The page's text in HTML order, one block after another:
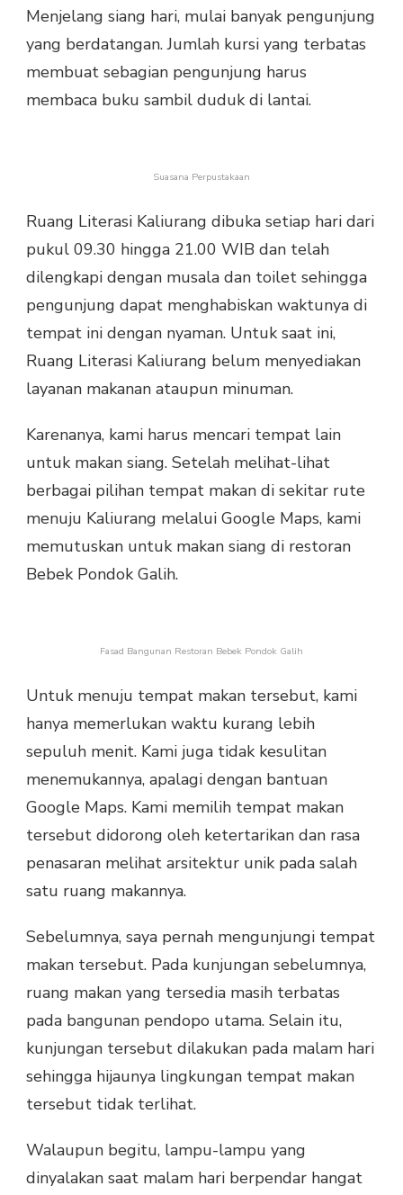
Menjelang siang hari, mulai banyak pengunjung
yang berdatangan. Jumlah kursi yang terbatas
membuat sebagian pengunjung harus
membaca buku sambil duduk di lantai.
Suasana Perpustakaan
Ruang Literasi Kaliurang dibuka setiap hari dari
pukul 09.30 hingga 21.00 WIB dan telah
dilengkapi dengan musala dan toilet sehingga
pengunjung dapat menghabiskan waktunya di
tempat ini dengan nyaman. Untuk saat ini,
Ruang Literasi Kaliurang belum menyediakan
layanan makanan ataupun minuman.
Karenanya, kami harus mencari tempat lain
untuk makan siang. Setelah melihat-lihat
berbagai pilihan tempat makan di sekitar rute
menuju Kaliurang melalui Google Maps, kami
memutuskan untuk makan siang di restoran
Bebek Pondok Galih.
Fasad Bangunan Restoran Bebek Pondok Galih
Untuk menuju tempat makan tersebut, kami
hanya memerlukan waktu kurang lebih
sepuluh menit. Kami juga tidak kesulitan
menemukannya, apalagi dengan bantuan
Google Maps. Kami memilih tempat makan
tersebut didorong oleh ketertarikan dan rasa
penasaran melihat arsitektur unik pada salah
satu ruang makannya.
Sebelumnya, saya pernah mengunjungi tempat
makan tersebut. Pada kunjungan sebelumnya,
ruang makan yang tersedia masih terbatas
pada bangunan pendopo utama. Selain itu,
kunjungan tersebut dilakukan pada malam hari
sehingga hijaunya lingkungan tempat makan
tersebut tidak terlihat.
Walaupun begitu, lampu-lampu yang
dinyalakan saat malam hari berpendar hangat